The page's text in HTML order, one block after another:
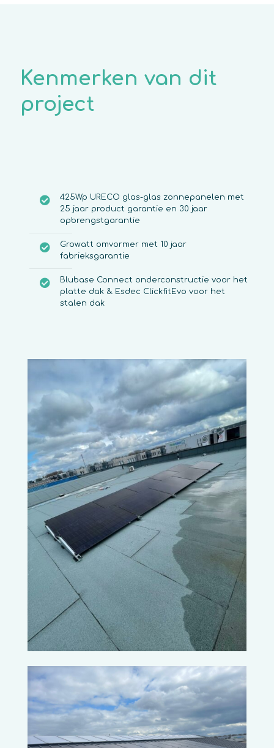
Kenmerken van dit
project
425Wp URECO glas-glas zonnepanelen met
25 jaar product garantie en 30 jaar
opbrengstgarantie
Growatt omvormer met 10 jaar
fabrieksgarantie
Blubase Connect onderconstructie voor het
platte dak & Esdec ClickfitEvo voor het
stalen dak